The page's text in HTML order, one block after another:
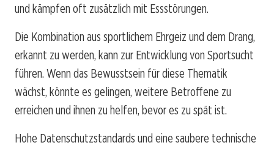
und kämpfen oft zusätzlich mit Essstörungen.
Die Kombination aus sportlichem Ehrgeiz und dem Drang,
erkannt zu werden, kann zur Entwicklung von Sportsucht
führen. Wenn das Bewusstsein für diese Thematik
wächst, könnte es gelingen, weitere Betroffene zu
erreichen und ihnen zu helfen, bevor es zu spät ist.
Hohe Datenschutzstandards und eine saubere technische